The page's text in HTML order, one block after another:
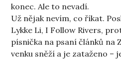
konec. Ale to nevadí.
Už nějak nevím, co říkat.
Lykke Li, I Follow Rivers,
písnička na psaní článků na
venku sněží a je zataženo –